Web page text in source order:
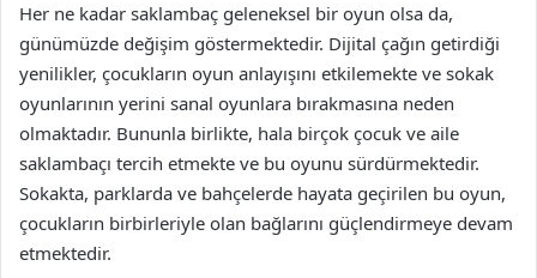
Her ne kadar saklambaç geleneksel bir oyun olsa da,
günümüzde değişim göstermektedir. Dijital çağın getirdiği
yenilikler, çocukların oyun anlayışını etkilemekte ve sokak
oyunlarının yerini sanal oyunlara bırakmasına neden
olmaktadır. Bununla birlikte, hala birçok çocuk ve aile
saklambaçı tercih etmekte ve bu oyunu sürdürmektedir.
Sokakta, parklarda ve bahçelerde hayata geçirilen bu oyun,
çocukların birbirleriyle olan bağlarını güçlendirmeye devam
etmektedir.